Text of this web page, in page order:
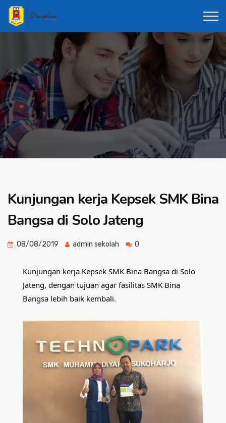
Kunjungan kerja Kepsek SMK Bina
Bangsa di Solo Jateng
08/08/2019 admin sekolah 0
Kunjungan kerja Kepsek SMK Bina Bangsa di Solo
Jateng, dengan tujuan agar fasilitas SMK Bina
Bangsa lebih baik kembali.